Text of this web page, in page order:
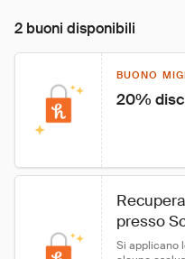
2 buoni disponibili
BUONO
20%
presso
Si applicano